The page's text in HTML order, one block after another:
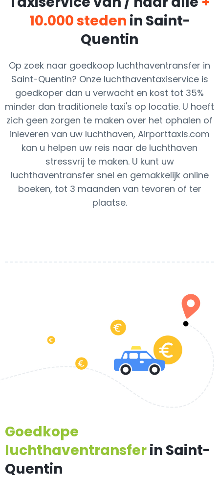
10.000 steden in Saint-
Quentin
Op zoek naar goedkoop luchthaventransfer in
Saint-Quentin? Onze luchthaventaxiservice is
goedkoper dan u verwacht en kost tot 35%
minder dan traditionele taxi's op locatie. U hoeft
zich geen zorgen te maken over het ophalen of
inleveren van uw luchthaven, Airporttaxis.com
kan u helpen uw reis naar de luchthaven
stressvrij te maken. U kunt uw
luchthaventransfer snel en gemakkelijk online
boeken, tot 3 maanden van tevoren of ter
plaatse.
Goedkope
luchthaventransferin Saint-
Quentin